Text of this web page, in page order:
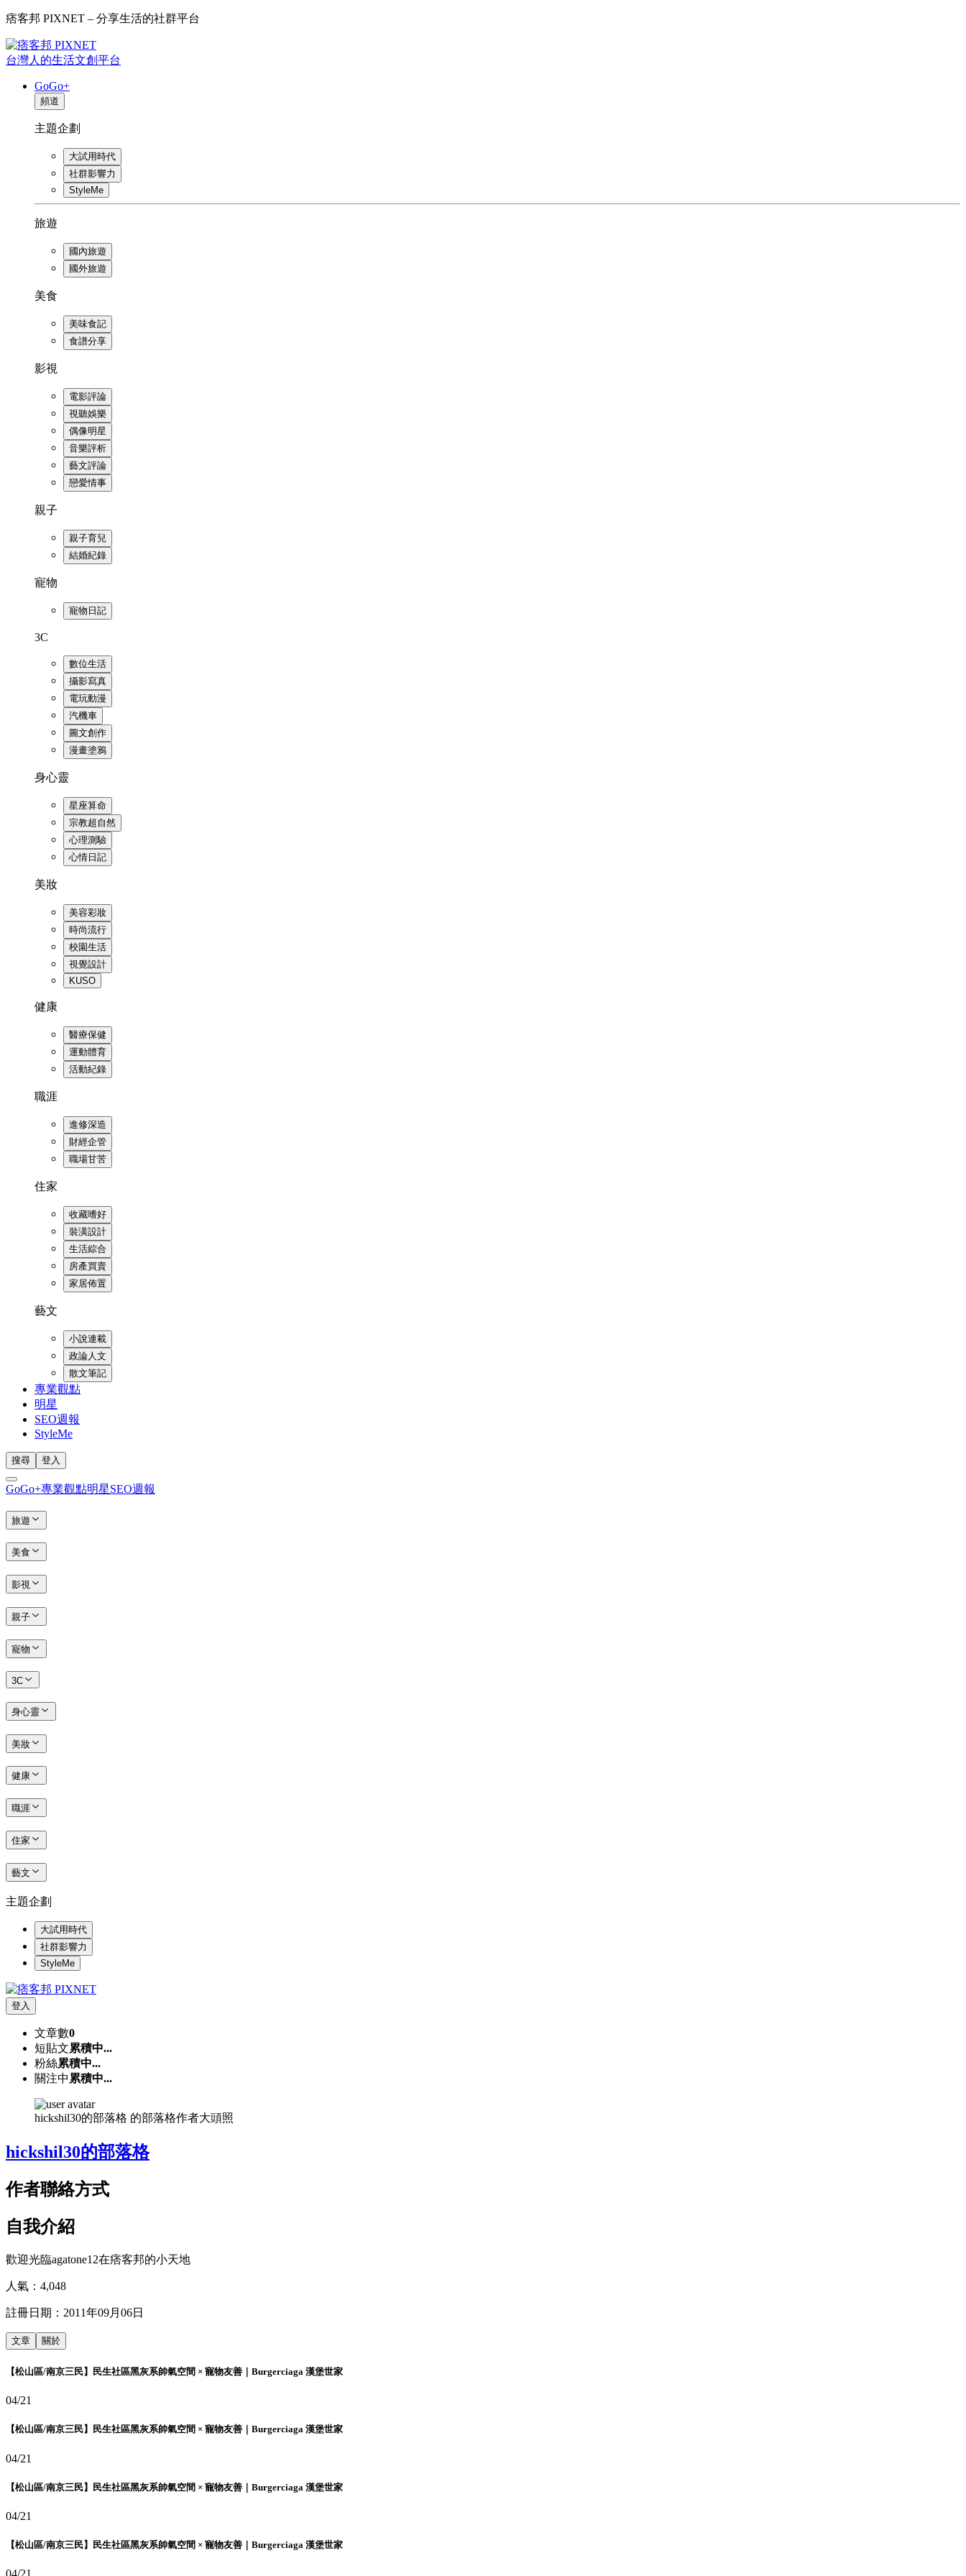
痞客邦 PIXNET – 分享生活的社群平台
台灣人的生活文創平台
GoGo+
頻道
主題企劃
大試用時代
社群影響力
StyleMe
旅遊
國內旅遊
國外旅遊
美食
美味食記
食譜分享
影視
電影評論
視聽娛樂
偶像明星
音樂評析
藝文評論
戀愛情事
親子
親子育兒
結婚紀錄
寵物
寵物日記
3C
數位生活
攝影寫真
電玩動漫
汽機車
圖文創作
漫畫塗鴉
身心靈
星座算命
宗教超自然
心理測驗
心情日記
美妝
美容彩妝
時尚流行
校園生活
視覺設計
KUSO
健康
醫療保健
運動體育
活動紀錄
職涯
進修深造
財經企管
職場甘苦
住家
收藏嗜好
裝潢設計
生活綜合
房產買賣
家居佈置
藝文
小說連載
政論人文
散文筆記
專業觀點
明星
SEO週報
StyleMe
搜尋 登入
GoGo+專業觀點明星SEO週報
旅遊
美食
影視
親子
寵物
3C
身心靈
美妝
健康
職涯
住家
藝文
主題企劃
大試用時代
社群影響力
StyleMe
登入
文章數0
短貼文累積中...
粉絲累積中...
關注中 累積中...
hickshil30的部落格 的部落格作者大頭照
hickshil30的部落格
作者聯絡方式
自我介紹
歡迎光臨agatone12在痞客邦的小天地
人氣： 4,048
註冊日期： 2011年09月06日
文章 關於
【松山區/南京三民】民生社區黑灰系帥氣空間 × 寵物友善｜Burgerciaga 漢堡世家
04/21
【松山區/南京三民】民生社區黑灰系帥氣空間 × 寵物友善｜Burgerciaga 漢堡世家
04/21
【松山區/南京三民】民生社區黑灰系帥氣空間 × 寵物友善｜Burgerciaga 漢堡世家
04/21
【松山區/南京三民】民生社區黑灰系帥氣空間 × 寵物友善｜Burgerciaga 漢堡世家